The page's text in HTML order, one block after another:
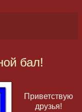
бал!
Приветствую
друзья!